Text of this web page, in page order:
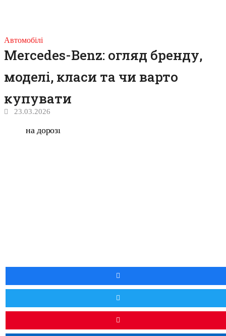
Автомобілі
Mercedes-Benz: огляд бренду,
моделі, класи та чи варто
купувати
23.03.2026